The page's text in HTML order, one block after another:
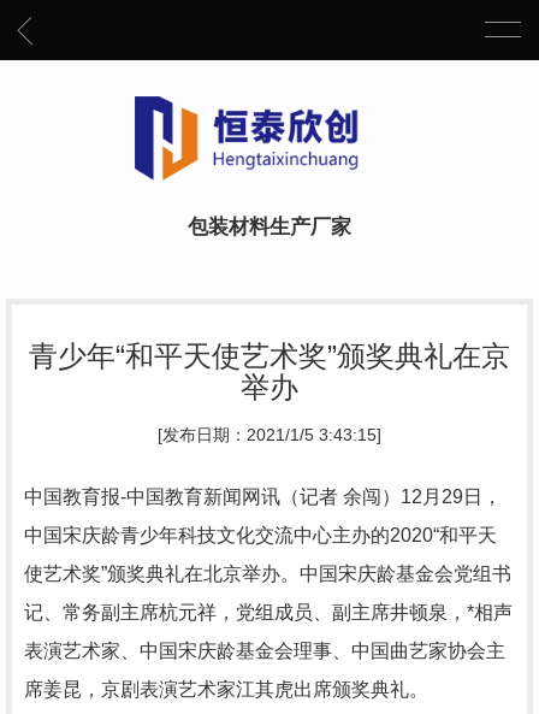
包装材料生产厂家
青少年“和平天使艺术奖”颁奖典礼在京
举办
[发布日期：2021/1/5 3:43:15]
中国教育报-中国教育新闻网讯（记者 余闯）12月29日，
中国宋庆龄青少年科技文化交流中心主办的2020“和平天
使艺术奖”颁奖典礼在北京举办。中国宋庆龄基金会党组书
记、常务副主席杭元祥，党组成员、副主席井顿泉，*相声
表演艺术家、中国宋庆龄基金会理事、中国曲艺家协会主
席姜昆，京剧表演艺术家江其虎出席颁奖典礼。